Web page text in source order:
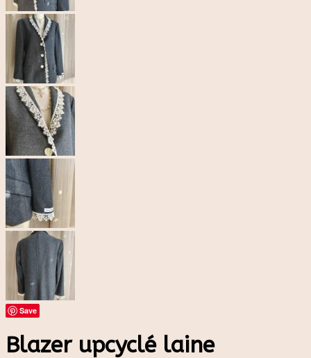
Save
Blazer upcyclé laine